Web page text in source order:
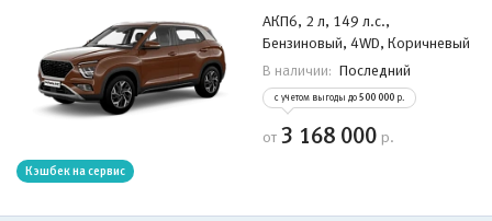
АКП6, 2 л, 149 л.с.,
Бензиновый, 4WD, Коричневый
В наличии: Последний
с учетом выгоды до 500 000 р.
от 3 168 000 р.
Кэшбек на сервис